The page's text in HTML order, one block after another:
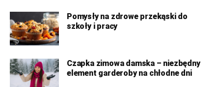
Pomysły na zdrowe przekąski do
szkoły i pracy
Czapka zimowa damska – niezbędny
element garderoby na chłodne dni